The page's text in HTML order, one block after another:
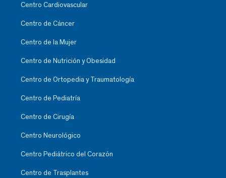
Centro Cardiovascular
Centro de Cáncer
Centro de la Mujer
Centro de Nutrición y Obesidad
Centro de Ortopedia y Traumatología
Centro de Pediatría
Centro de Cirugía
Centro Neurológico
Centro Pediátrico del Corazón
Centro de Trasplantes